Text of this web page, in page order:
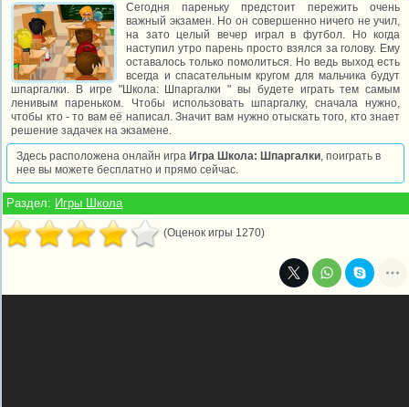
Сегодня пареньку предстоит пережить очень
важный экзамен. Но он совершенно ничего не учил,
на зато целый вечер играл в футбол. Но когда
наступил утро парень просто взялся за голову. Ему
оставалось только помолиться. Но ведь выход есть
всегда и спасательным кругом для мальчика будут
шпаргалки. В игре "Школа: Шпаргалки " вы будете играть тем самым
ленивым пареньком. Чтобы использовать шпаргалку, сначала нужно,
чтобы кто - то вам её написал. Значит вам нужно отыскать того, кто знает
решение задачек на экзамене.
Здесь расположена онлайн игра Игра Школа: Шпаргалки, поиграть в
нее вы можете бесплатно и прямо сейчас.
Раздел: Игры Школа
(Оценок игры 1270)